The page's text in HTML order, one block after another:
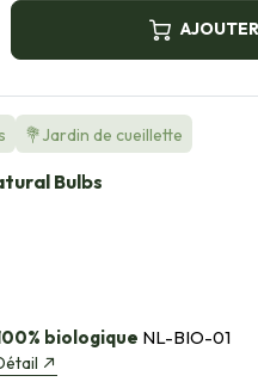
💐Jardin de cueillette
Bulbs
biologique NL-BIO-01